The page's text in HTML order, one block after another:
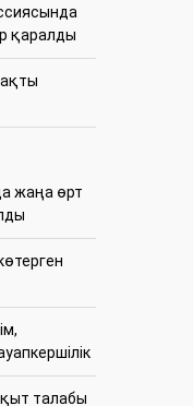
қаралды
жаңа өрт
талабы